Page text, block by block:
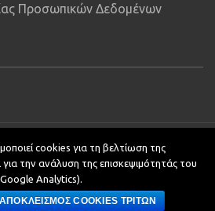
Προσωπικών Δεδομένων
ΕΚΔΔΑ.Υποστήριξη ιστοτόπου: Τμήμα
Πληροφορικής.
Τμήμα Επικοινωνίας, Διεθνών και
Σχέσεων
cookies για τη βελτίωση της
για την ανάλυση της επισκεψιμότητάς του
Analytics).
ΑΠΟΚΛΕΙΣΜΟΣ COOKIES ΤΡΙΤΩΝ